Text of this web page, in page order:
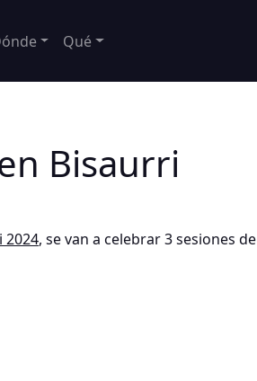
Qué
Bisaurri
2024, se van a celebrar 3 sesiones de